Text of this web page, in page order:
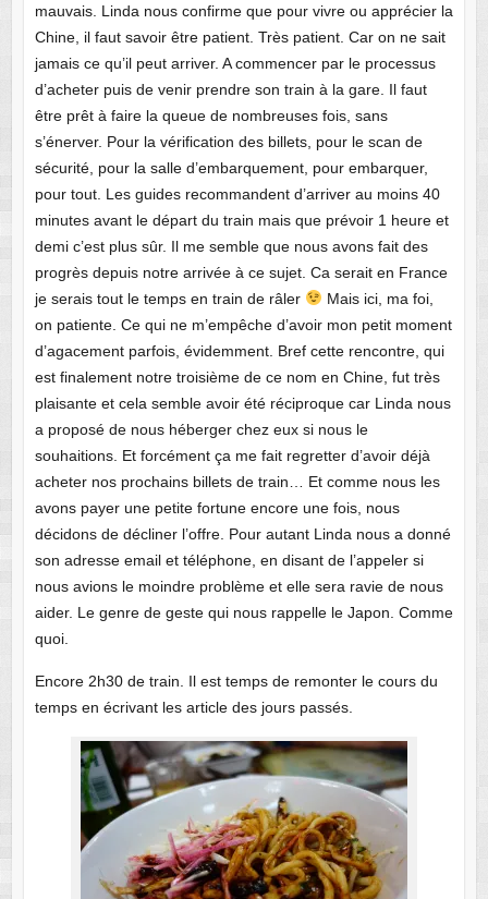
mauvais. Linda nous confirme que pour vivre ou apprécier la
Chine, il faut savoir être patient. Très patient. Car on ne sait
jamais ce qu’il peut arriver. A commencer par le processus
d’acheter puis de venir prendre son train à la gare. Il faut
être prêt à faire la queue de nombreuses fois, sans
s’énerver. Pour la vérification des billets, pour le scan de
sécurité, pour la salle d’embarquement, pour embarquer,
pour tout. Les guides recommandent d’arriver au moins 40
minutes avant le départ du train mais que prévoir 1 heure et
demi c’est plus sûr. Il me semble que nous avons fait des
progrès depuis notre arrivée à ce sujet. Ca serait en France
je serais tout le temps en train de râler
Mais ici, ma foi,
on patiente. Ce qui ne m’empêche d’avoir mon petit moment
d’agacement parfois, évidemment. Bref cette rencontre, qui
est finalement notre troisième de ce nom en Chine, fut très
plaisante et cela semble avoir été réciproque car Linda nous
a proposé de nous héberger chez eux si nous le
souhaitions. Et forcément ça me fait regretter d’avoir déjà
acheter nos prochains billets de train… Et comme nous les
avons payer une petite fortune encore une fois, nous
décidons de décliner l’offre. Pour autant Linda nous a donné
son adresse email et téléphone, en disant de l’appeler si
nous avions le moindre problème et elle sera ravie de nous
aider. Le genre de geste qui nous rappelle le Japon. Comme
quoi.
Encore 2h30 de train. Il est temps de remonter le cours du
temps en écrivant les article des jours passés.